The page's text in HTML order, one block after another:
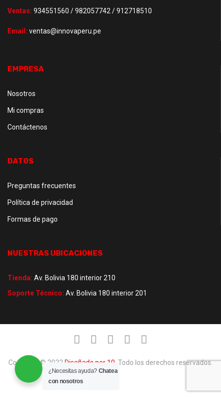
Ventas: 934551560 / 982057742 / 912718510
Email: ventas@innovaperu.pe
EMPRESA
Nosotros
Mi compras
Contáctenos
DATOS
Preguntas frecuentes
Política de privacidad
Formas de pago
NUESTRAS UBICACIONES
Tienda: Av. Bolivia 180 interior 210
Soporte Técnico: Av. Bolivia 180 interior 201
Copyright © 2022 Diseñado por 10 . Todo los derechos reservados.
¿Necesitas ayuda? Chatea
con nosotros